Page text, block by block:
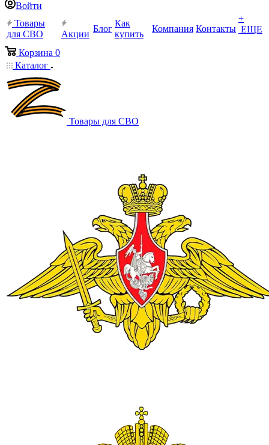
Войти
Товары
для СВО
Акции
Блог
Как
купить
Компания Контакты
+
ЕЩЕ
Корзина 0
Каталог
Товары для СВО